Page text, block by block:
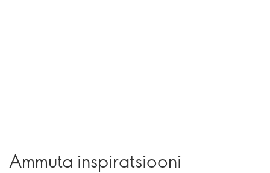
Ammuta inspiratsiooni